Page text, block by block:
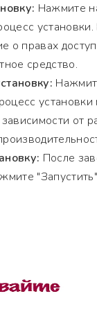
Нажмите
о правах
средство.
от
После